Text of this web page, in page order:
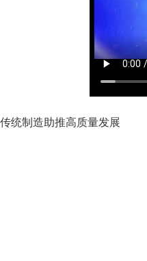
统制造助推高质量发展